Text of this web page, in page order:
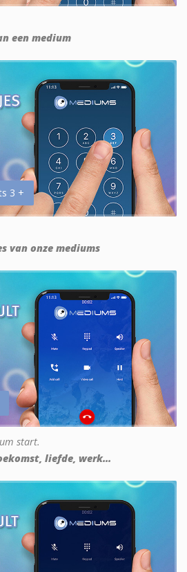
een medium
3 +
van onze mediums
start.
liefde, werk...